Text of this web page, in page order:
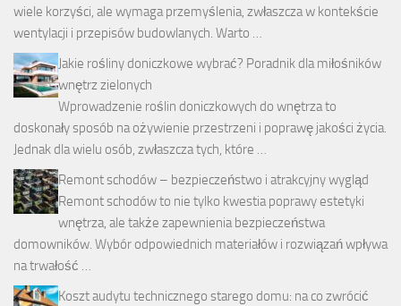
wiele korzyści, ale wymaga przemyślenia, zwłaszcza w kontekście
wentylacji i przepisów budowlanych. Warto …
Jakie rośliny doniczkowe wybrać? Poradnik dla miłośników
wnętrz zielonych
Wprowadzenie roślin doniczkowych do wnętrza to
doskonały sposób na ożywienie przestrzeni i poprawę jakości życia.
Jednak dla wielu osób, zwłaszcza tych, które …
Remont schodów – bezpieczeństwo i atrakcyjny wygląd
Remont schodów to nie tylko kwestia poprawy estetyki
wnętrza, ale także zapewnienia bezpieczeństwa
domowników. Wybór odpowiednich materiałów i rozwiązań wpływa
na trwałość …
Koszt audytu technicznego starego domu: na co zwrócić